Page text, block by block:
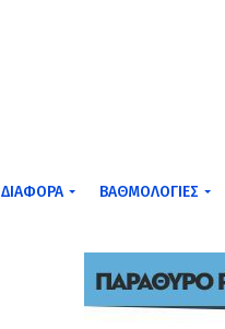
ΔΙΆΦΟΡΑ ΒΑΘΜΟΛΟΓΊΕΣ